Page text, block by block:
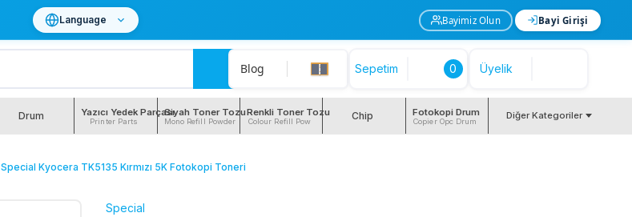
Language Bayimiz Olun Bayi Girişi
Blog Sepetim 0 Üyelik
Drum Yazıcı Yedek Parçası
Printer Parts
Siyah Toner Tozu
Mono Refill Powder
Renkli Toner Tozu
Colour Refill Pow Chip Fotokopi Drum
Copier Opc Drum Diğer Kategoriler
Special Kyocera TK5135 Kırmızı 5K Fotokopi Toneri
Special